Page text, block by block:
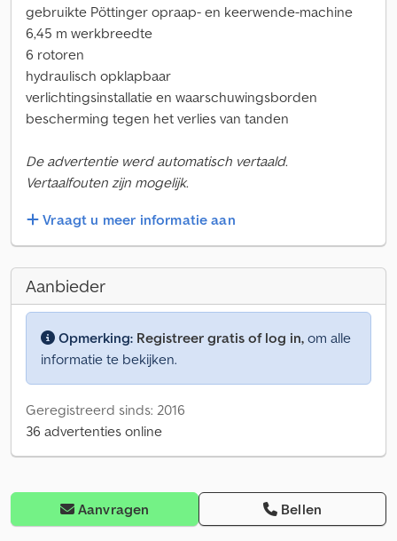
gebruikte Pöttinger opraap- en keerwende-machine
6,45 m werkbreedte
6 rotoren
hydraulisch opklapbaar
verlichtingsinstallatie en waarschuwingsborden
bescherming tegen het verlies van tanden
De advertentie werd automatisch vertaald.
Vertaalfouten zijn mogelijk.
Vraagt u meer informatie aan
Aanbieder
Opmerking: Registreer gratis of log in, om alle
informatie te bekijken.
Geregistreerd sinds: 2016
36 advertenties online
Aanvragen Bellen